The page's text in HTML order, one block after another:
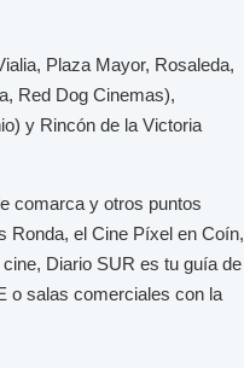
Plaza Mayor, Rosaleda,
Red Dog Cinemas),
y Rincón de la Victoria
comarca y otros puntos
Ronda, el Cine Píxel en Coín,
Diario SUR es tu guía de
o salas comerciales con la